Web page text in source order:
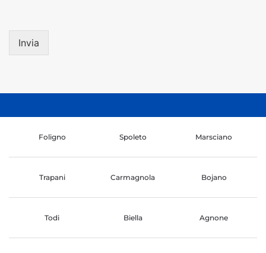
Invia
Foligno Spoleto Marsciano
Trapani Carmagnola Bojano
Todi Biella Agnone